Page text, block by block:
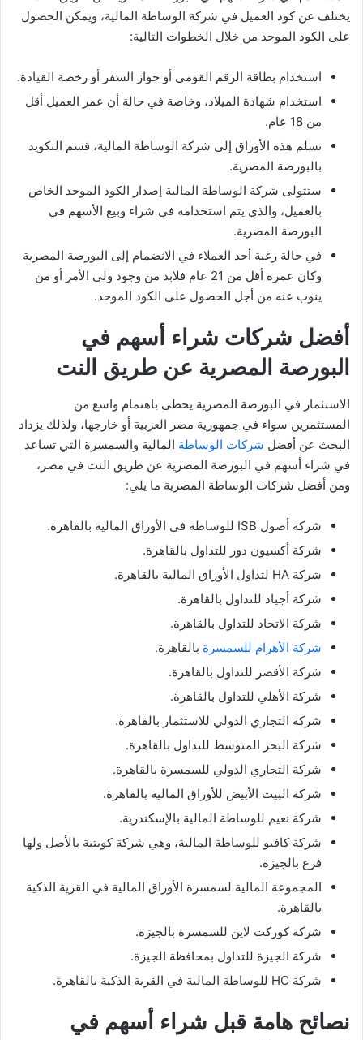
يختلف عن كود العميل في شركة الوساطة المالية، ويمكن الحصول
على الكود الموحد من خلال الخطوات التالية:
استخدام بطاقة الرقم القومي أو جواز السفر أو رخصة القيادة.
استخدام شهادة الميلاد، وخاصة في حالة أن عمر العميل أقل
من 18 عام.
تسلم هذه الأوراق إلى شركة الوساطة المالية، قسم التكويد
بالبورصة المصرية.
ستتولى شركة الوساطة المالية إصدار الكود الموحد الخاص
بالعميل، والذي يتم استخدامه في شراء وبيع الأسهم في
البورصة المصرية.
في حالة رغبة أحد العملاء في الانضمام إلى البورصة المصرية
وكان عمره أقل من 21 عام فلابد من وجود ولي الأمر أو من
ينوب عنه من أجل الحصول على الكود الموحد.
أفضل شركات شراء أسهم في
البورصة المصرية عن طريق النت
الاستثمار في البورصة المصرية يحظى باهتمام واسع من
المستثمرين سواء في جمهورية مصر العربية أو خارجها، ولذلك يزداد
البحث عن أفضل شركات الوساطة المالية والسمسرة التي تساعد
في شراء أسهم في البورصة المصرية عن طريق النت في مصر،
ومن أفضل شركات الوساطة المصرية ما يلي:
شركة أصول ISB للوساطة في الأوراق المالية بالقاهرة.
شركة أكسيون دور للتداول بالقاهرة.
شركة HA لتداول الأوراق المالية بالقاهرة.
شركة أجياد للتداول بالقاهرة.
شركة الاتحاد للتداول بالقاهرة.
شركة الأهرام للسمسرة بالقاهرة.
شركة الأقصر للتداول بالقاهرة.
شركة الأهلي للتداول بالقاهرة.
شركة التجاري الدولي للاستثمار بالقاهرة.
شركة البحر المتوسط للتداول بالقاهرة.
شركة التجاري الدولي للسمسرة بالقاهرة.
شركة البيت الأبيض للأوراق المالية بالقاهرة.
شركة نعيم للوساطة المالية بالإسكندرية.
شركة كافيو للوساطة المالية، وهي شركة كويتية بالأصل ولها
فرع بالجيزة.
المجموعة المالية لسمسرة الأوراق المالية في القرية الذكية
بالقاهرة.
شركة كوركت لاين للسمسرة بالجيزة.
شركة الجيزة للتداول بمحافظة الجيزة.
شركة HC للوساطة المالية في القرية الذكية بالقاهرة.
نصائح هامة قبل شراء أسهم في